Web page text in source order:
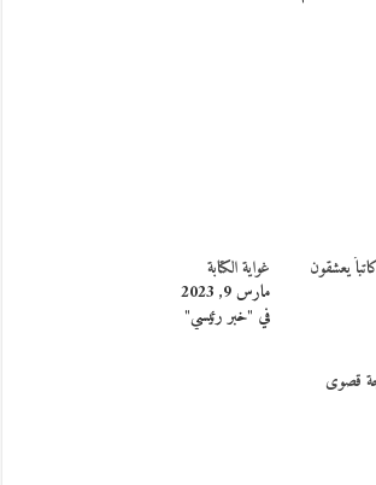
نكتب؟..حكاية 20 كاتباً يعشقون
غواية الكتابة
مارس 9, 2023
في "خبر رئيسي"
قصوى